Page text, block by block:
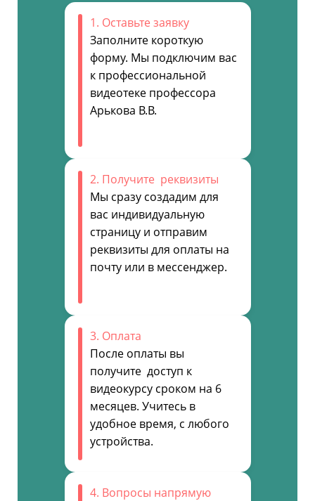
1. Оставьте заявку
Заполните короткую
форму. Мы подключим вас
к профессиональной
видеотеке профессора
Арькова В.В.
2. Получите реквизиты
Мы сразу создадим для
вас индивидуальную
страницу и отправим
реквизиты для оплаты на
почту или в мессенджер.
3. Оплата
После оплаты вы
получите доступ к
видеокурсу сроком на 6
месяцев. Учитесь в
удобное время, с любого
устройства.
4. Вопросы напрямую